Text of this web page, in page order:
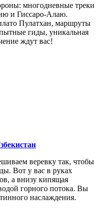
многодневные треки
и Гиссаро-Алаю.
Пулатхан, маршруты
гиды, уникальная
ждут вас!
веревку так, чтобы
Вот у вас в руках
а внизу кипящая
горного потока. Вы
наслаждения.